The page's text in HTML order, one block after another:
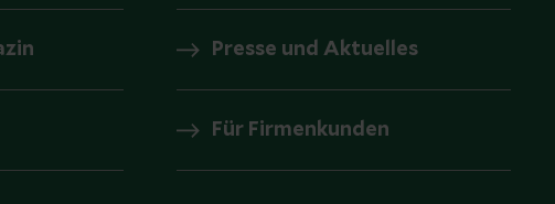
Presse und Aktuelles
Für Firmenkunden